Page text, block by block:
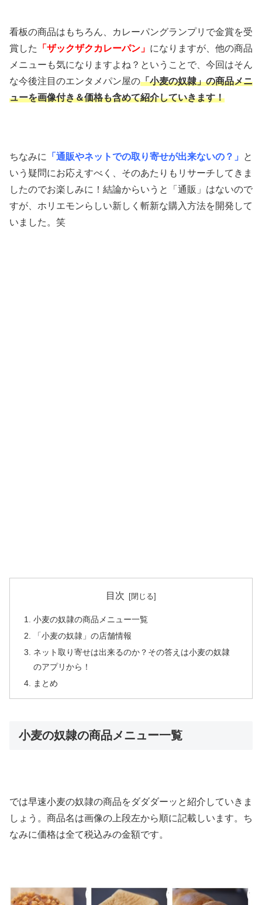
看板の商品はもちろん、カレーパングランプリで金賞を受
賞した
「ザックザクカレーパン」 になりますが、他の商品
メニューも気になりますよね？ということで、今回はそん
な今後注目のエンタメパン屋の「小麦の奴隷」の商品メニ
ューを画像付き＆価格も含めて紹介していきます！
ちなみに 「通販やネットでの取り寄せが出来ないの？」
と
いう疑問にお応えすべく、そのあたりもリサーチしてきま
したのでお楽しみに！結論からいうと「通販」はないので
すが、ホリエモンらしい新しく斬新な購入方法を開発して
いました。笑
目次
小麦の奴隷の商品メニュー一覧
「小麦の奴隷」の店舗情報
ネット取り寄せは出来るのか？その答えは小麦の奴隷
のアプリから！
まとめ
小麦の奴隷の商品メニュー一覧
では早速小麦の奴隷の商品をダダダーッと紹介していきま
しょう。商品名は画像の上段左から順に記載しいます。ち
なみに価格は全て税込みの金額です。